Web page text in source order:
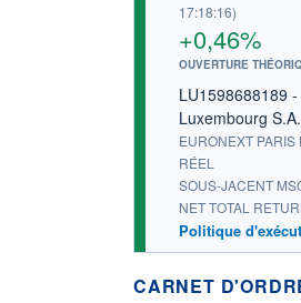
17:18:16)
+0,46%
OUVERTURE
LU1598688189
Luxembourg S.A.
EURONEXT
RÉEL
SOUS-JACENT
NET TOTAL
Politique
CARNET